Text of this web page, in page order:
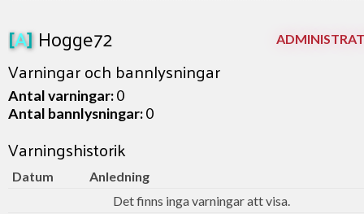
[A]Hogge72
Varningar och bannlysningar
Antal varningar:0
Antal bannlysningar:0
Varningshistorik
Datum
Anledning
Det finns inga varningar att visa.